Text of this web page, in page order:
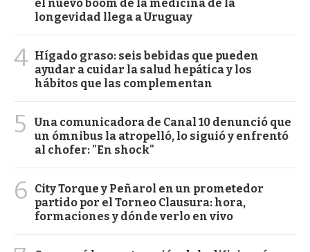
el nuevo boom de la medicina de la
longevidad llega a Uruguay
4 Hígado graso: seis bebidas que pueden
ayudar a cuidar la salud hepática y los
hábitos que las complementan
5
Una comunicadora de Canal 10 denunció que
un ómnibus la atropelló, lo siguió y enfrentó
al chofer: "En shock"
6
City Torque y Peñarol en un prometedor
partido por el Torneo Clausura: hora,
formaciones y dónde verlo en vivo